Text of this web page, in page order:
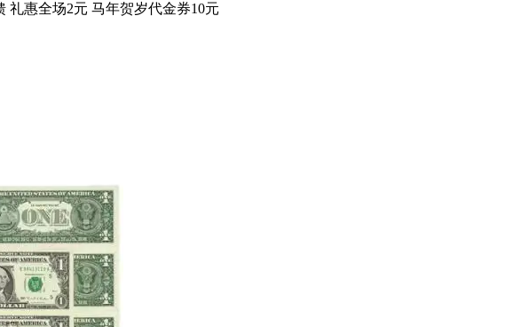
礼惠全场2元 马年贺岁代金券10元